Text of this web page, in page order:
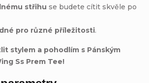
střihu se budete cítit skvěle po
pro různé příležitosti.
stylem a pohodlím s Pánským
Ss Prem Tee!